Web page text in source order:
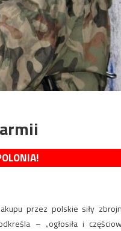
przez polskie siły
– „ogłosiła i